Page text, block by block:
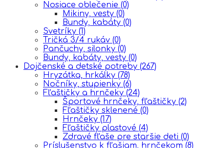
Nosiace oblečenie (0)
Mikiny, vesty (0)
Bundy, kabáty (0)
Svetríky (1)
Tričká 3/4 rukáv (0)
Pančuchy, silonky (0)
Bundy, kabáty, vesty (0)
Dojčenské a detské potreby (267)
Hryzátka, hrkálky (78)
Nočníky, stupienky (6)
Fľaštičky a hrnčeky (24)
Športové hrnčeky, fľaštičky (2)
Fľaštičky sklenené (0)
Hrnčeky (17)
Fľaštičky plastové (4)
Zdravé fľaše pre staršie deti (0)
Príslušenstvo k fľašiam, hrnčekom (8)